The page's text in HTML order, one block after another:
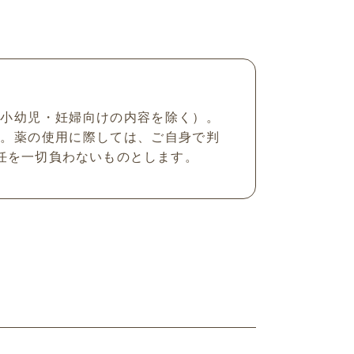
幼児・妊婦向けの内容を除く）。
薬の使用に際しては、ご自身で判
一切負わないものとします。